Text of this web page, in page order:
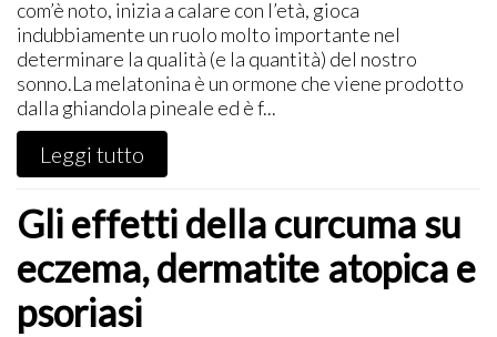
com’è noto, inizia a calare con l’età, gioca
indubbiamente un ruolo molto importante nel
determinare la qualità (e la quantità) del nostro
sonno.La melatonina è un ormone che viene prodotto
dalla ghiandola pineale ed è f...
Leggi tutto
Gli effetti della curcuma su
eczema, dermatite atopica e
psoriasi